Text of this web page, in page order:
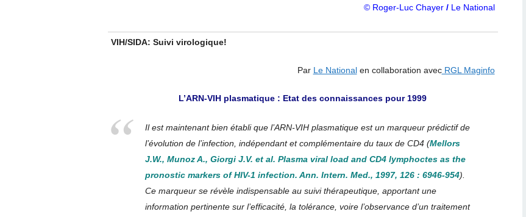
© Roger-Luc Chayer/Le National
VIH/SIDA: Suivi virologique!
Par Le Nationalen collaboration avecRGL Maginfo
L’ARN-VIH plasmatique : Etat des connaissances pour 1999
Il est maintenant bien établi que l’ARN-VIH plasmatique est un marqueur prédictif de
l’évolution de l’infection, indépendant et complémentaire du taux de CD4 (Mellors
J.W., Munoz A., Giorgi J.V. et al. Plasma viral load and CD4 lymphoctes as the
pronostic markers of HIV-1 infection. Ann. Intern. Med., 1997, 126 : 6946-954).
Ce marqueur se révèle indispensable au suivi thérapeutique, apportant une
information pertinente sur l’efficacité, la tolérance, voire l’observance d’un traitement